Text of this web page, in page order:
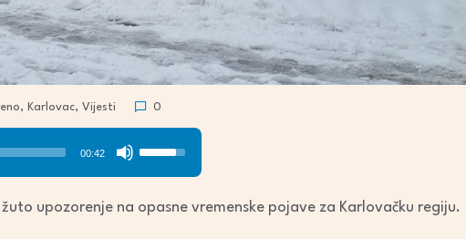
, Karlovac, Vijesti 0
00:42
Use
Up/Down
keys
upozorenje na opasne vremenske pojave za Karlovačku regiju.